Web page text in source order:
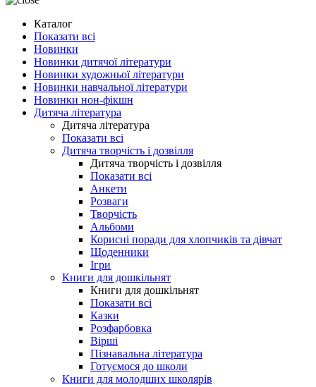
Каталог
Показати всі
Новинки
Новинки дитячої літератури
Новинки художньої літератури
Новинки навчальної літератури
Новинки нон-фікшн
Дитяча література
Дитяча література
Показати всі
Дитяча творчість і дозвілля
Дитяча творчість і дозвілля
Показати всі
Анкети
Розваги
Творчість
Альбоми
Корисні поради для хлопчиків та дівчат
Щоденники
Ігри
Книги для дошкільнят
Книги для дошкільнят
Показати всі
Казки
Розфарбовка
Вірші
Пізнавальна література
Готуємося до школи
Книги для молодших школярів